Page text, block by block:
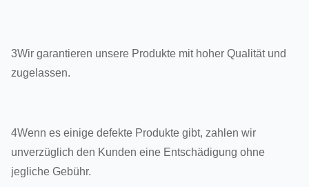
3Wir garantieren unsere Produkte mit hoher Qualität und
zugelassen.
4Wenn es einige defekte Produkte gibt, zahlen wir
unverzüglich den Kunden eine Entschädigung ohne
jegliche Gebühr.